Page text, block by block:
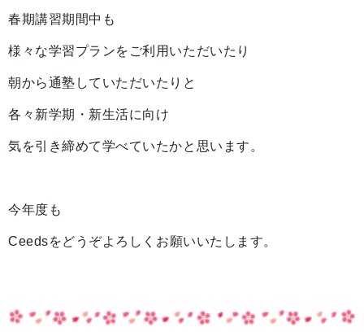
春期講習期間中も
様々な学習プランをご利用いただいたり
朝から通塾していただいたりと
各々新学期・新生活に向け
気を引き締めて学べていたかと思います。
今年度も
Ceedsをどうぞよろしくお願いいたします。